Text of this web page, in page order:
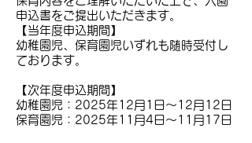
申込書をご提出いただきます。
【当年度申込期間】
幼稚園児、保育園児いずれも随時受付し
ております。
​【次年度申込期間】
幼稚園児：2025年12月1日〜12月12日
​保育園児：2025年11月4日～11月17日